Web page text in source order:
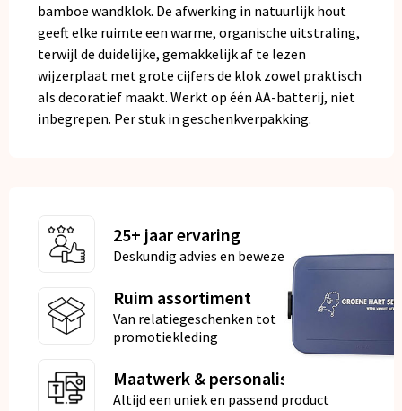
bamboe wandklok. De afwerking in natuurlijk hout
geeft elke ruimte een warme, organische uitstraling,
terwijl de duidelijke, gemakkelijk af te lezen
wijzerplaat met grote cijfers de klok zowel praktisch
als decoratief maakt. Werkt op één AA-batterij, niet
inbegrepen. Per stuk in geschenkverpakking.
25+ jaar ervaring
Deskundig advies en bewezen kwaliteit
Ruim assortiment
Van relatiegeschenken tot
promotiekleding
Maatwerk & personalisatie
Altijd een uniek en passend product